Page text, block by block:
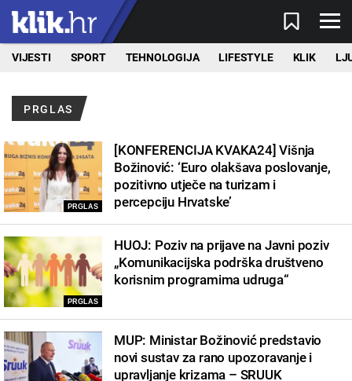
VIJESTI SPORT TEHNOLOGIJA LIFESTYLE KLIK
PRGLAS
PRGLAS
[KONFERENCIJA KVAKA24] Višnja
Božinović: ‘Euro olakšava poslovanje,
pozitivno utječe na turizam i
percepciju Hrvatske’
PRGLAS
HUOJ: Poziv na prijave na Javni poziv
„Komunikacijska podrška društveno
korisnim programima udruga“
MUP: Ministar Božinović predstavio
novi sustav za rano upozoravanje i
upravljanje krizama – SRUUK